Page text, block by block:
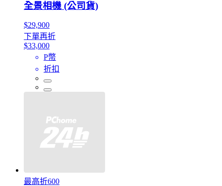
全景相機 (公司貨)
$29,900
下單再折
$33,000
P幣
折扣
最高折600